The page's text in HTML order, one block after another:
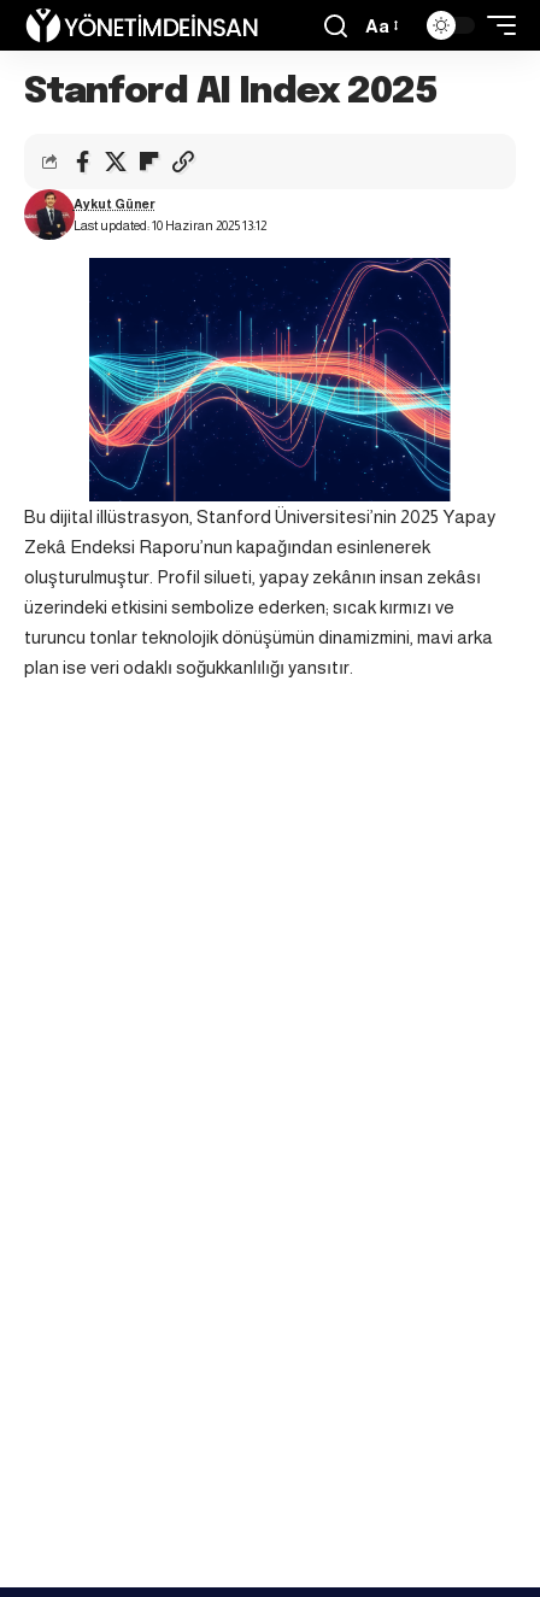
Aa
Stanford AI Index 2025
Last updated: 10 Haziran 2025 13:12
Aykut Güner
Bu dijital illüstrasyon, Stanford Üniversitesi’nin 2025 Yapay
Zekâ Endeksi Raporu’nun kapağından esinlenerek
oluşturulmuştur. Profil silueti, yapay zekânın insan zekâsı
üzerindeki etkisini sembolize ederken; sıcak kırmızı ve
turuncu tonlar teknolojik dönüşümün dinamizmini, mavi arka
plan ise veri odaklı soğukkanlılığı yansıtır.